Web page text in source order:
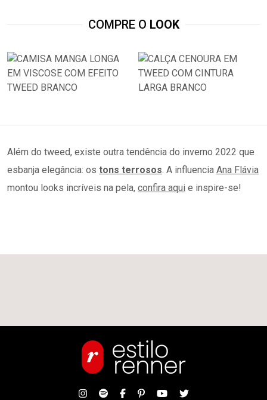
COMPRE O LOOK
Além do tweed, existe outra tendência do inverno 2022 que
esbanja elegância: os tons terrosos. A influencia Ana Flávia
montou looks incríveis na pela, confira aqui e inspire-se!